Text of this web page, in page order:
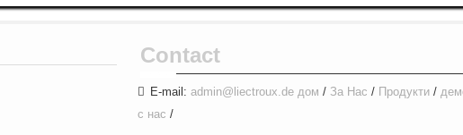
Contact
E-mail: admin@liectroux.de дом / За Нас / Продукти /
с нас /